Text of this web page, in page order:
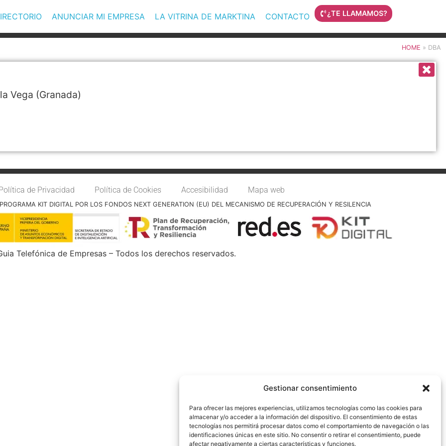
Gestionar consentimiento
Para ofrecer las mejores experiencias, utilizamos tecnologías como las cookies para
almacenar y/o acceder a la información del dispositivo. El consentimiento de estas
tecnologías nos permitirá procesar datos como el comportamiento de navegación o las
identificaciones únicas en este sitio. No consentir o retirar el consentimiento, puede
afectar negativamente a ciertas características y funciones.
ANUNCIAR MI EMPRESA LA VITRINA DE MARKTINA CONTACTO ¿TE LLAMAMOS?
HOME » DBA
Vega (Granada)
de Privacidad Política de Cookies Accesibilidad Mapa web
KIT DIGITAL POR LOS FONDOS NEXT GENERATION (EU) DEL MECANISMO DE RECUPERACIÓN Y RESILENCIA
Telefónica de Empresas – Todos los derechos reservados.